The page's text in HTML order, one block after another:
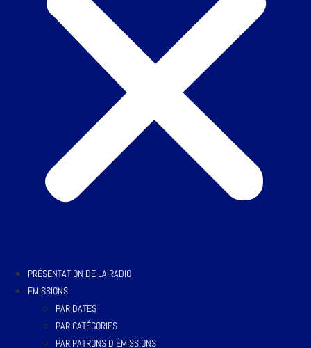
PRÉSENTATION DE LA RADIO
EMISSIONS
PAR DATES
PAR CATÉGORIES
PAR PATRONS D’ÉMISSIONS